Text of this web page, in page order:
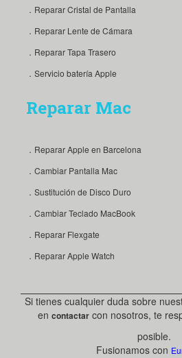
．Reparar Cristal de Pantalla
．Reparar Lente de Cámara
．Reparar Tapa Trasero
．Servicio batería Apple
Reparar Mac
．Reparar Apple en Barcelona
．Cambiar Pantalla Mac
．Sustitución de Disco Duro
．Cambiar Teclado MacBook
．Reparar Flexgate
．Reparar Apple Watch
Si tienes cualquier duda sobre
en contactarcon nosotros, te
posible.
Fusionamos con